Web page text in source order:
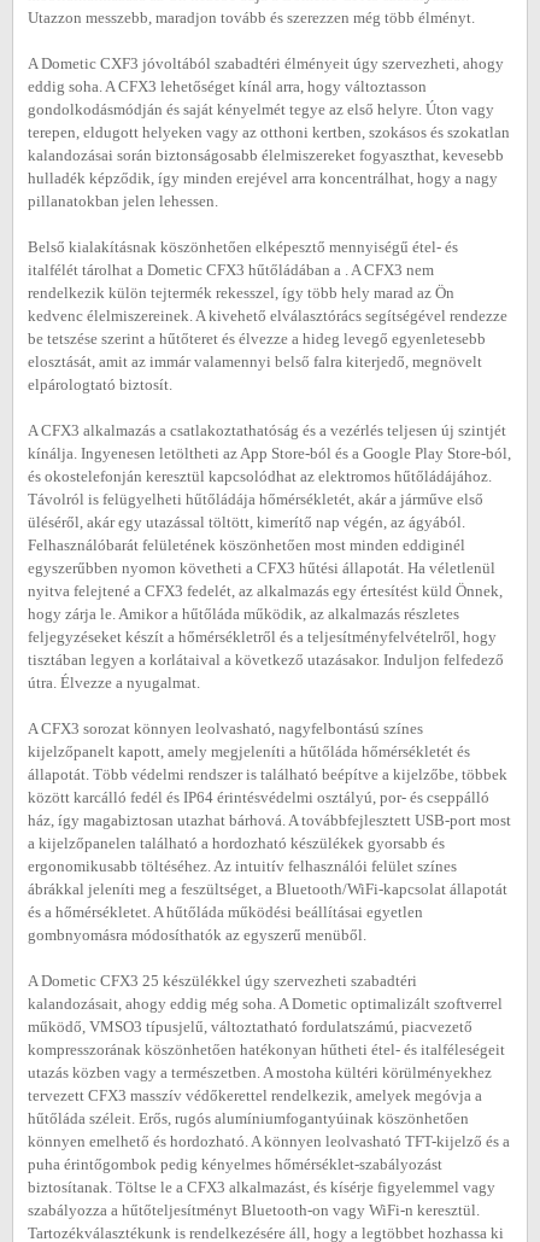
Utazzon messzebb, maradjon tovább és szerezzen még több élményt.
A Dometic CXF3 jóvoltából szabadtéri élményeit úgy szervezheti, ahogy
eddig soha. A CFX3 lehetőséget kínál arra, hogy változtasson
gondolkodásmódján és saját kényelmét tegye az első helyre. Úton vagy
terepen, eldugott helyeken vagy az otthoni kertben, szokásos és szokatlan
kalandozásai során biztonságosabb élelmiszereket fogyaszthat, kevesebb
hulladék képződik, így minden erejével arra koncentrálhat, hogy a nagy
pillanatokban jelen lehessen.
Belső kialakításnak köszönhetően elképesztő mennyiségű étel- és
italfélét tárolhat a Dometic CFX3 hűtőládában a . A CFX3 nem
rendelkezik külön tejtermék rekesszel, így több hely marad az Ön
kedvenc élelmiszereinek. A kivehető elválasztórács segítségével rendezze
be tetszése szerint a hűtőteret és élvezze a hideg levegő egyenletesebb
elosztását, amit az immár valamennyi belső falra kiterjedő, megnövelt
elpárologtató biztosít.
A CFX3 alkalmazás a csatlakoztathatóság és a vezérlés teljesen új szintjét
kínálja. Ingyenesen letöltheti az App Store-ból és a Google Play Store-ból,
és okostelefonján keresztül kapcsolódhat az elektromos hűtőládájához.
Távolról is felügyelheti hűtőládája hőmérsékletét, akár a járműve első
üléséről, akár egy utazással töltött, kimerítő nap végén, az ágyából.
Felhasználóbarát felületének köszönhetően most minden eddiginél
egyszerűbben nyomon követheti a CFX3 hűtési állapotát. Ha véletlenül
nyitva felejtené a CFX3 fedelét, az alkalmazás egy értesítést küld Önnek,
hogy zárja le. Amikor a hűtőláda működik, az alkalmazás részletes
feljegyzéseket készít a hőmérsékletről és a teljesítményfelvételről, hogy
tisztában legyen a korlátaival a következő utazásakor. Induljon felfedező
útra. Élvezze a nyugalmat.
A CFX3 sorozat könnyen leolvasható, nagyfelbontású színes
kijelzőpanelt kapott, amely megjeleníti a hűtőláda hőmérsékletét és
állapotát. Több védelmi rendszer is található beépítve a kijelzőbe, többek
között karcálló fedél és IP64 érintésvédelmi osztályú, por- és cseppálló
ház, így magabiztosan utazhat bárhová. A továbbfejlesztett USB-port most
a kijelzőpanelen található a hordozható készülékek gyorsabb és
ergonomikusabb töltéséhez. Az intuitív felhasználói felület színes
ábrákkal jeleníti meg a feszültséget, a Bluetooth/WiFi-kapcsolat állapotát
és a hőmérsékletet. A hűtőláda működési beállításai egyetlen
gombnyomásra módosíthatók az egyszerű menüből.
A Dometic CFX3 25 készülékkel úgy szervezheti szabadtéri
kalandozásait, ahogy eddig még soha. A Dometic optimalizált szoftverrel
működő, VMSO3 típusjelű, változtatható fordulatszámú, piacvezető
kompresszorának köszönhetően hatékonyan hűtheti étel- és italféleségeit
utazás közben vagy a természetben. A mostoha kültéri körülményekhez
tervezett CFX3 masszív védőkerettel rendelkezik, amelyek megóvja a
hűtőláda széleit. Erős, rugós alumíniumfogantyúinak köszönhetően
könnyen emelhető és hordozható. A könnyen leolvasható TFT-kijelző és a
puha érintőgombok pedig kényelmes hőmérséklet-szabályozást
biztosítanak. Töltse le a CFX3 alkalmazást, és kísérje figyelemmel vagy
szabályozza a hűtőteljesítményt Bluetooth-on vagy WiFi-n keresztül.
Tartozékválasztékunk is rendelkezésére áll, hogy a legtöbbet hozhassa ki